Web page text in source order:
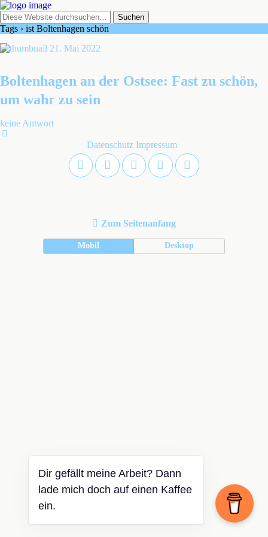
Tags › ist Boltenhagen schön
21. Mai 2022
Boltenhagen an der Ostsee: Fast zu schön,
um wahr zu sein
keine Antwort
Datenschutz Impressum
Zum Seitenanfang
Mobil Desktop
Dir gefällt meine Arbeit? Dann
lade mich doch auf einen Kaffee
ein.